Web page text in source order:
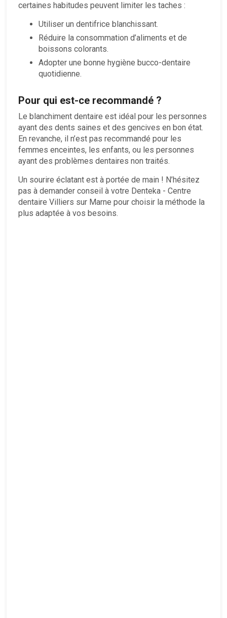
certaines habitudes peuvent limiter les taches :
Utiliser un dentifrice blanchissant.
Réduire la consommation d’aliments et de
boissons colorants.
Adopter une bonne hygiène bucco-dentaire
quotidienne.
Pour qui est-ce recommandé ?
Le blanchiment dentaire est idéal pour les personnes
ayant des dents saines et des gencives en bon état.
En revanche, il n’est pas recommandé pour les
femmes enceintes, les enfants, ou les personnes
ayant des problèmes dentaires non traités.
Un sourire éclatant est à portée de main ! N’hésitez
pas à demander conseil à votre Denteka - Centre
dentaire Villiers sur Marne pour choisir la méthode la
plus adaptée à vos besoins.